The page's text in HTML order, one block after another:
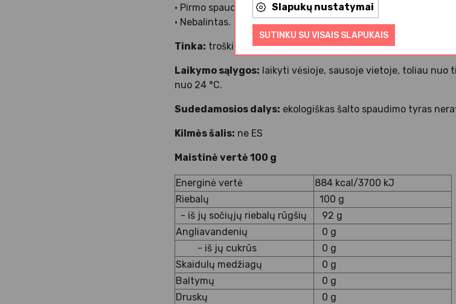
Slapukų nustatymai
SUTINKU SU VISAIS SLAPUKAIS
• Pirmo spaudimo;
• Nebalintas.
Tinka: troškinimui, kepimui, gruzdinimui ir kaip veganiško
Laikymo sąlygos: laikyti vėsioje, sausoje vietoje, toliau nuo
nuo 24 °C.
Sudedamosios dalys: ekologiškas šalto spaudimo tyras
Kilmės šalis: ne ES
Maistinė vertė 100 g
Energinė vertė
884 kcal/3700 kJ
Riebalų
100 g
- iš jų sočiųjų riebalų rūgšių
92 g
Angliavandenių
0 g
- iš jų cukrūs
0 g
Skaidulų medžiagų
0 g
Baltymų
0 g
Druskų
0 g